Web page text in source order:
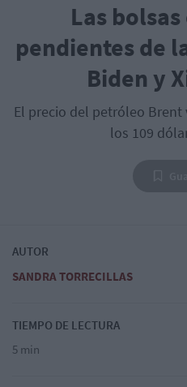
Las
pendientes de
Biden y
El precio del petróleo
los 109
AUTOR
SANDRA TORRECILLAS
TIEMPO DE LECTURA
5 min